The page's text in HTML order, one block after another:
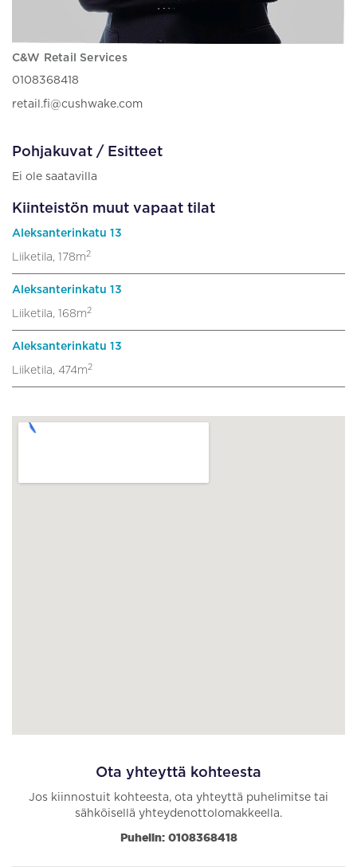
C&W Retail Services
0108368418
retail.fi@cushwake.com
Pohjakuvat / Esitteet
Ei ole saatavilla
Kiinteistön muut vapaat tilat
Aleksanterinkatu 13
Liiketila, 178m 2
Aleksanterinkatu 13
Liiketila, 168m 2
Aleksanterinkatu 13
Liiketila, 474m 2
Ota yhteyttä kohteesta
Jos kiinnostuit kohteesta, ota yhteyttä puhelimitse tai
sähköisellä yhteydenottolomakkeella.
Puhelin: 0108368418